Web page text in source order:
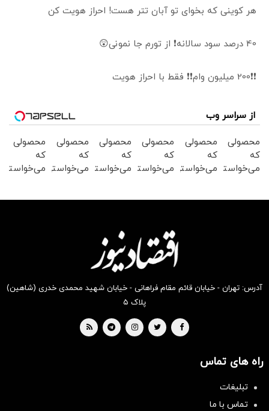
هر کوینی که بخوای تو آبان تتر هست! احراز هویت کن
40 درصد سود سالانه❗ از تورم جا نمونی😲
❗❗200 میلیون وام❗❗ فقط با احراز هویت
از سراسر وب
محصولی
که
می‌خواستی
محصولی
که
می‌خواستی
محصولی
که
می‌خواستی
بخر !
محصولی
که
می‌خواستی
بخر !
محصولی
که
می‌خواستی
محصولی
که
می‌خواستی
آدرس: تهران - خیابان قائم مقام فراهانی - خیابان شهید محمدی خدری (شاهین)
پلاک ۵
راه های تماس
تبلیغات
تماس با ما